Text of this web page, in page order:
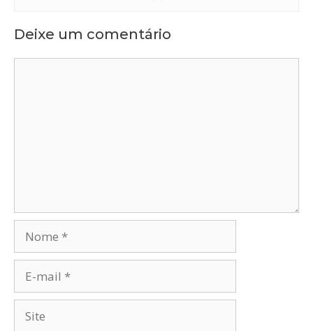
Deixe um comentário